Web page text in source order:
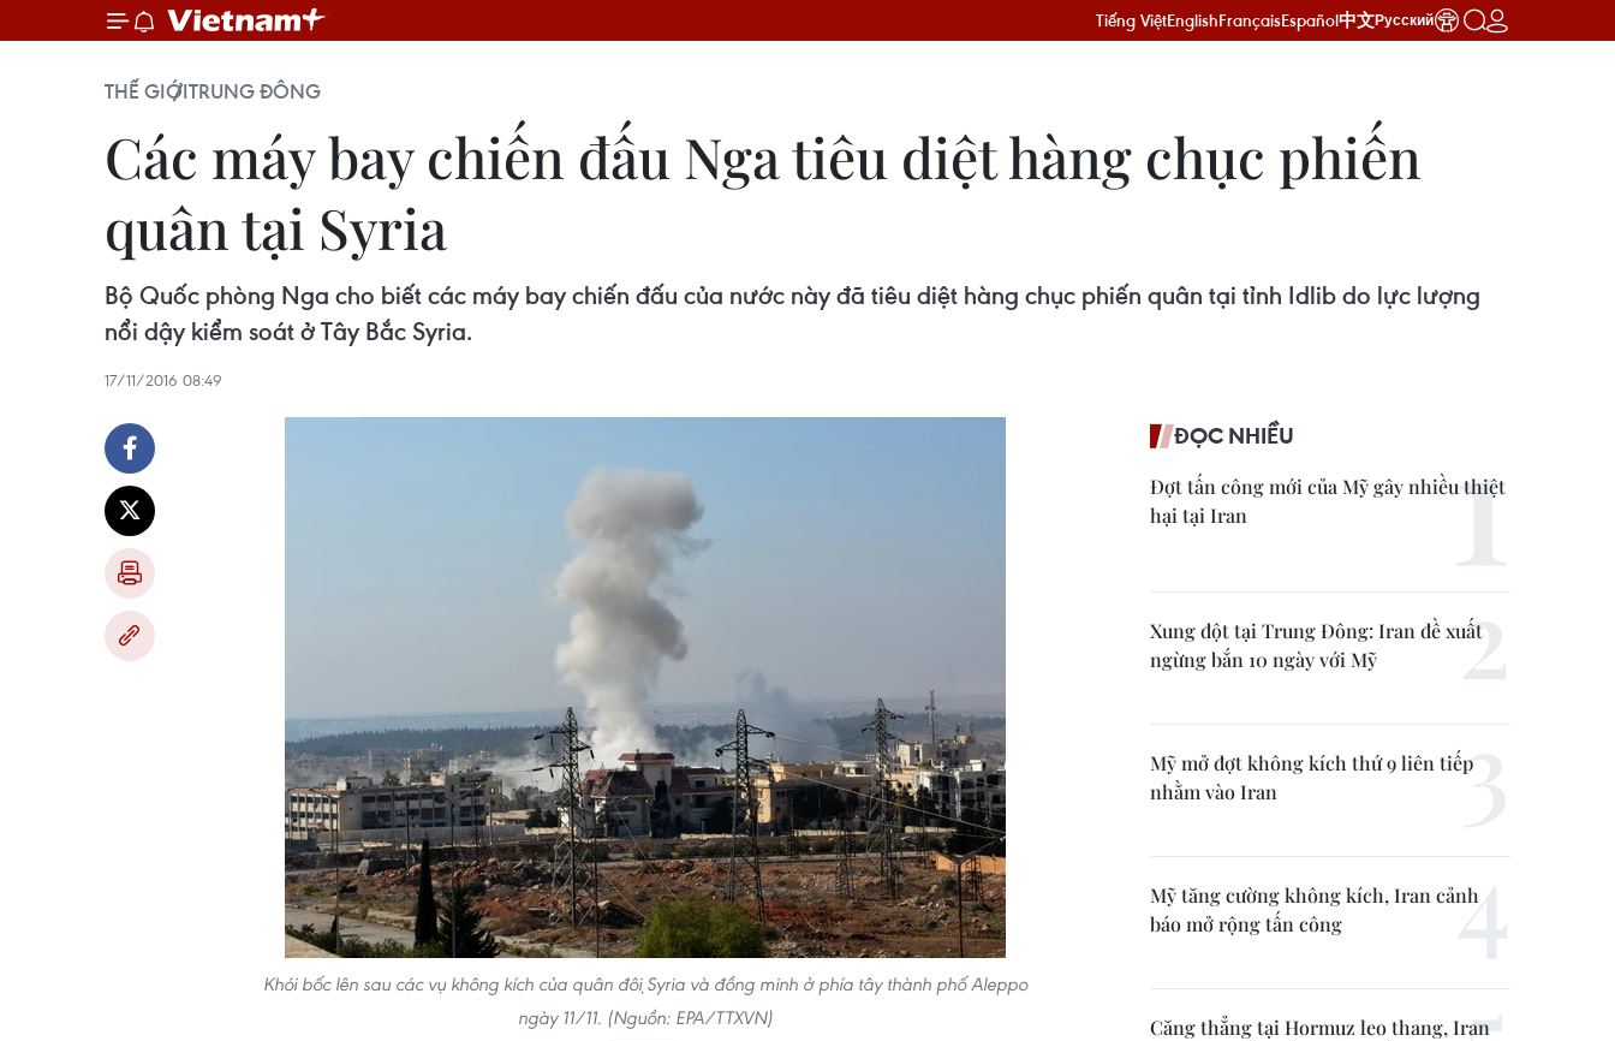
Tiếng ViệtEnglishFrançaisEspañol中文Русский
THẾ GIỚITRUNG ĐÔNG
Các máy bay chiến đấu Nga tiêu diệt hàng chục phiến
quân tại Syria
Bộ Quốc phòng Nga cho biết các máy bay chiến đấu của nước này đã tiêu diệt hàng chục phiến quân tại tỉnh Idlib do lực lượng
nổi dậy kiểm soát ở Tây Bắc Syria.
17/11/2016 08:49
Khói bốc lên sau các vụ không kích của quân đội Syria và đồng minh ở phía tây thành phố Aleppo
ngày 11/11. (Nguồn: EPA/TTXVN)
ĐỌC NHIỀU
Đợt tấn công mới của Mỹ gây nhiều thiệt
hại tại Iran
Xung đột tại Trung Đông: Iran đề xuất
ngừng bắn 10 ngày với Mỹ
Mỹ mở đợt không kích thứ 9 liên tiếp
nhằm vào Iran
Mỹ tăng cường không kích, Iran cảnh
báo mở rộng tấn công
Căng thẳng tại Hormuz leo thang, Iran